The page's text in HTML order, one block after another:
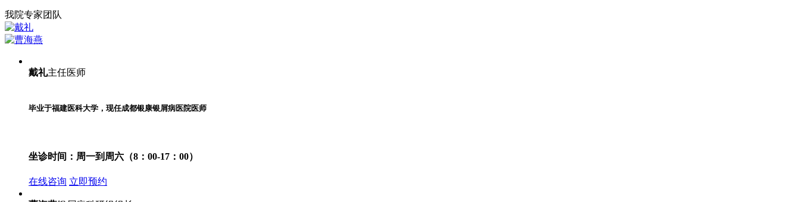
我院专家团队
戴礼主任医师
毕业于福建医科大学，现任成都银康银屑病医院医师
坐诊时间： 周一到周六（8：00-17：00）
在线咨询 立即预约